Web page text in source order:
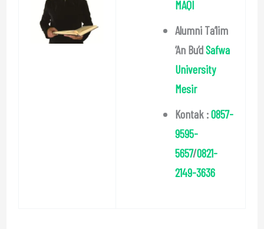
MAQI
Alumni Ta’lim
‘An Bu’dSafwa
University
Mesir
Kontak :0857-
9595-
5657/0821-
2149-3636